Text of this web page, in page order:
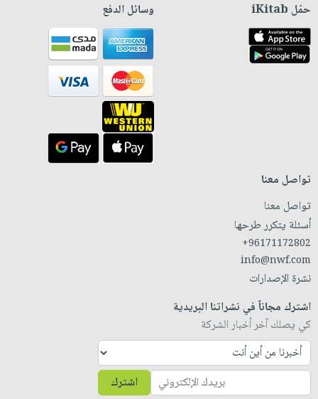
حمّل iKitab وسائل الدفع
تواصل معنا
تواصل معنا
أسئلة يتكرر طرحها
+96171172802
info@nwf.com
نشرة الإصدارات
اشترك مجاناً في نشراتنا البريدية
كي يصلك آخر أخبار الشركة
اشترك